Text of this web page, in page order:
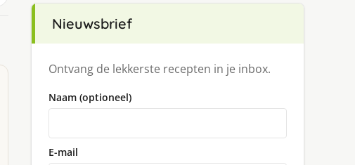
Nieuwsbrief
Ontvang de lekkerste recepten in je inbox.
Naam (optioneel)
E-mail